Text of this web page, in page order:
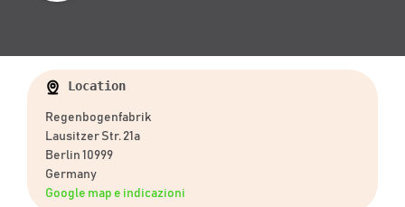
Location
Regenbogenfabrik
Lausitzer Str. 21a
Berlin 10999
Germany
Google map e indicazioni